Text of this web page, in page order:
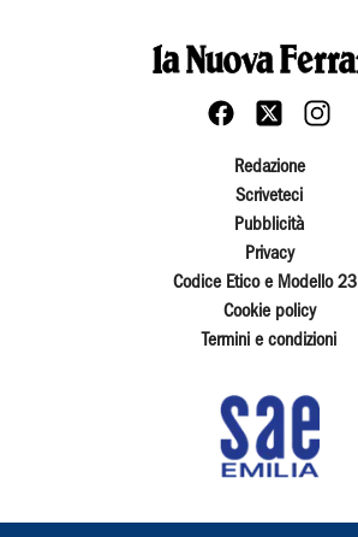
Redazione
Scriveteci
Pubblicità
Privacy
Codice Etico e Modello
Cookie policy
Termini e condizioni